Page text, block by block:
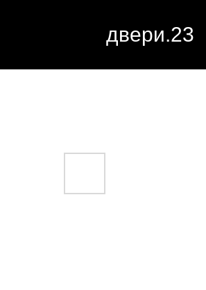
двери.23